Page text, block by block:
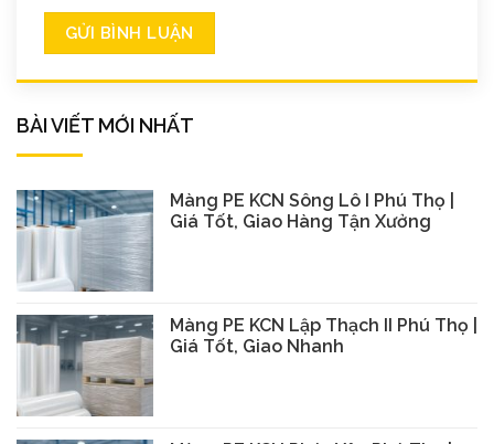
BÀI VIẾT MỚI NHẤT
Màng PE KCN Sông Lô I Phú Thọ |
Giá Tốt, Giao Hàng Tận Xưởng
Màng PE KCN Lập Thạch II Phú Thọ |
Giá Tốt, Giao Nhanh